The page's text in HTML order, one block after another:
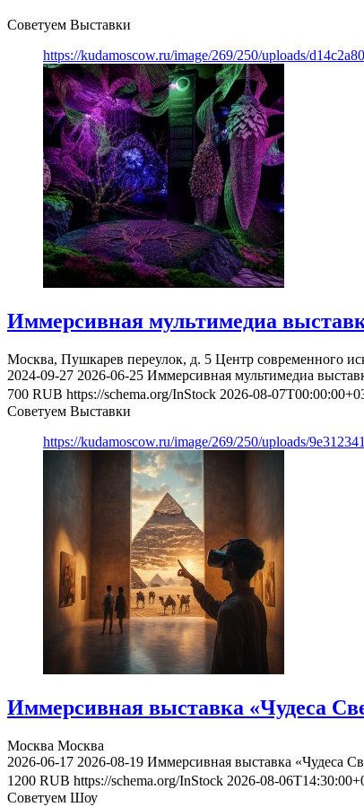
Советуем Выставки
https://kudamoscow.ru/image/269/250/uploads/
Иммерсивная мультимедиа
Москва, Пушкарев переулок, д. 5 Центр современного
2024-09-27 2026-06-25 Иммерсивная мультимедиа
700 RUB https://schema.org/InStock 2026-08-
Советуем Выставки
https://kudamoscow.ru/image/269/250/uploads/
Иммерсивная выставка «Чудеса
Москва Москва
2026-06-17 2026-08-19 Иммерсивная выставка «Чудеса
1200 RUB https://schema.org/InStock 2026-08-
Советуем Шоу